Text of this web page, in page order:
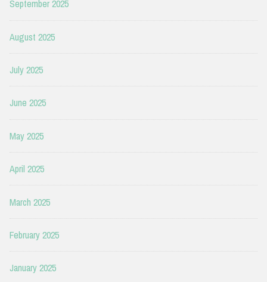
September 2025
August 2025
July 2025
June 2025
May 2025
April 2025
March 2025
February 2025
January 2025